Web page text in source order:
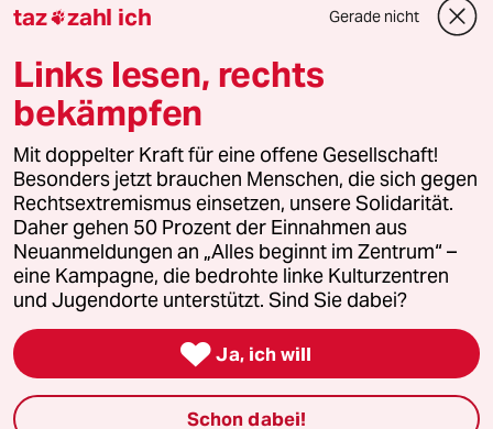
Downloads für Abonnierende
© 2026 taz Verlags und Vertriebs GmbH
Alle Rechte vorbehalten. Bei rechtlichen Fragen oder für Genehmigungen
wenden Sie sich bitte an lizenzen@taz.de
Feedback Redaktionsstatut Kommune-Richtlinien
Leitlinie Informant Datenschutz Impressum AGB
Seitenwende Einwilligungen widerrufen (Ads)
taz zahl ich Gerade nicht
Links lesen, rechts
bekämpfen
Mit doppelter Kraft für eine offene Gesellschaft!
Besonders jetzt brauchen Menschen, die sich gegen
Rechtsextremismus einsetzen, unsere Solidarität.
Daher gehen 50 Prozent der Einnahmen aus
Neuanmeldungen an „Alles beginnt im Zentrum“ –
eine Kampagne, die bedrohte linke Kulturzentren
und Jugendorte unterstützt. Sind Sie dabei?
 Ja, ich will
Schon dabei!